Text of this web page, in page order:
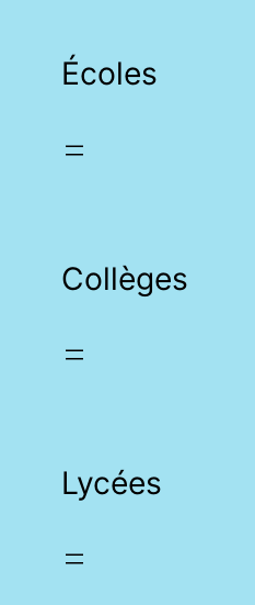
Écoles
Collèges
Lycées